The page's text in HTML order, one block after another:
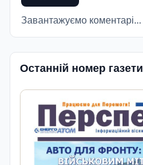
Завантажуємо коментарі...
Останній номер газети